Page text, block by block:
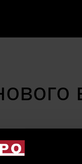
мы окрестили
и